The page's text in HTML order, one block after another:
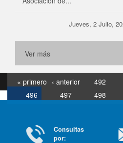
Jueves, 2 Julio,
Ver más
« primero ‹ anterior 492
496
497 498
Consultas
por: